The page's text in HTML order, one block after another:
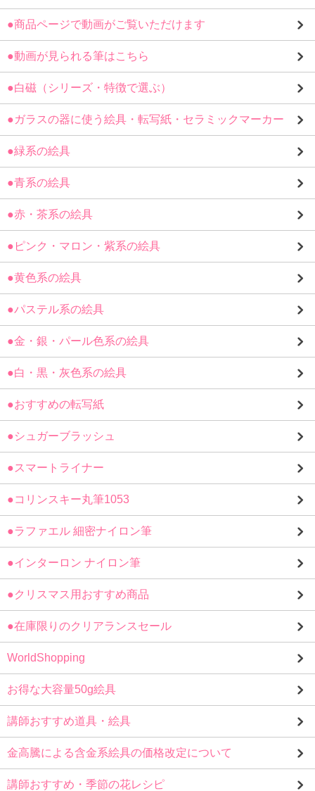
●商品ページで動画がご覧いただけます
●動画が見られる筆はこちら
●白磁（シリーズ・特徴で選ぶ）
●ガラスの器に使う絵具・転写紙・セラミックマーカー
●緑系の絵具
●青系の絵具
●赤・茶系の絵具
●ピンク・マロン・紫系の絵具
●黄色系の絵具
●パステル系の絵具
●金・銀・パール色系の絵具
●白・黒・灰色系の絵具
●おすすめの転写紙
●シュガーブラッシュ
●スマートライナー
●コリンスキー丸筆1053
●ラファエル 細密ナイロン筆
●インターロン ナイロン筆
●クリスマス用おすすめ商品
●在庫限りのクリアランスセール
WorldShopping
お得な大容量50g絵具
講師おすすめ道具・絵具
金高騰による含金系絵具の価格改定について
講師おすすめ・季節の花レシピ